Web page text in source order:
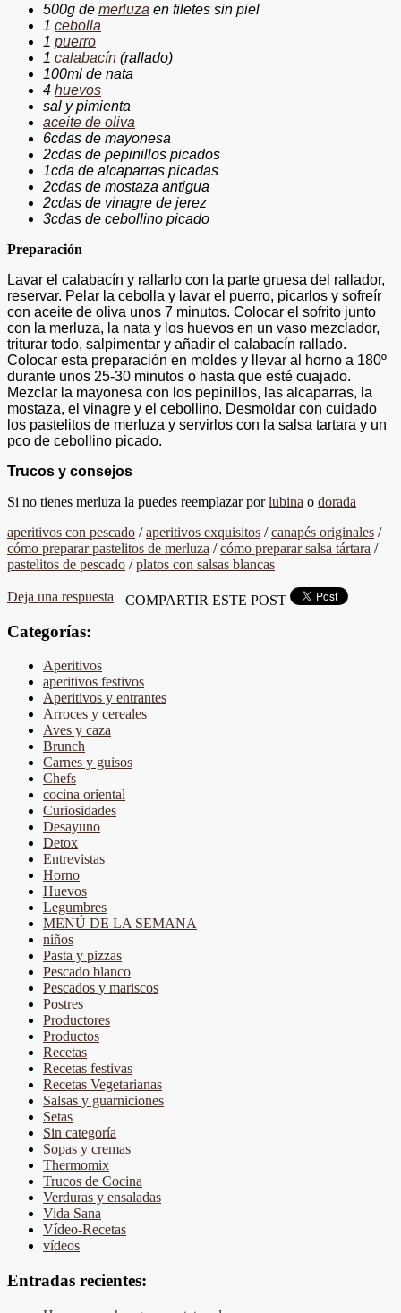
500g de merluza en filetes sin piel
1 cebolla
1 puerro
1 calabacín (rallado)
100ml de nata
4 huevos
sal y pimienta
aceite de oliva
6cdas de mayonesa
2cdas de pepinillos picados
1cda de alcaparras picadas
2cdas de mostaza antigua
2cdas de vinagre de jerez
3cdas de cebollino picado
Preparación
Lavar el calabacín y rallarlo con la parte gruesa del rallador,
reservar. Pelar la cebolla y lavar el puerro, picarlos y sofreír
con aceite de oliva unos 7 minutos. Colocar el sofrito junto
con la merluza, la nata y los huevos en un vaso mezclador,
triturar todo, salpimentar y añadir el calabacín rallado.
Colocar esta preparación en moldes y llevar al horno a 180º
durante unos 25-30 minutos o hasta que esté cuajado.
Mezclar la mayonesa con los pepinillos, las alcaparras, la
mostaza, el vinagre y el cebollino. Desmoldar con cuidado
los pastelitos de merluza y servirlos con la salsa tartara y un
pco de cebollino picado.
Trucos y consejos
Si no tienes merluza la puedes reemplazar porlubina o dorada
aperitivos con pescado /aperitivos exquisitos /canapés originales /
cómo preparar pastelitos de merluza /cómo preparar salsa tártara /
pastelitos de pescado /platos con salsas blancas
Deja una respuesta COMPARTIR ESTE POST
Categorías:
Aperitivos
aperitivos festivos
Aperitivos y entrantes
Arroces y cereales
Aves y caza
Brunch
Carnes y guisos
Chefs
cocina oriental
Curiosidades
Desayuno
Detox
Entrevistas
Horno
Huevos
Legumbres
MENÚ DE LA SEMANA
niños
Pasta y pizzas
Pescado blanco
Pescados y mariscos
Postres
Productores
Productos
Recetas
Recetas festivas
Recetas Vegetarianas
Salsas y guarniciones
Setas
Sin categoría
Sopas y cremas
Thermomix
Trucos de Cocina
Verduras y ensaladas
Vida Sana
Vídeo-Recetas
vídeos
Entradas recientes: